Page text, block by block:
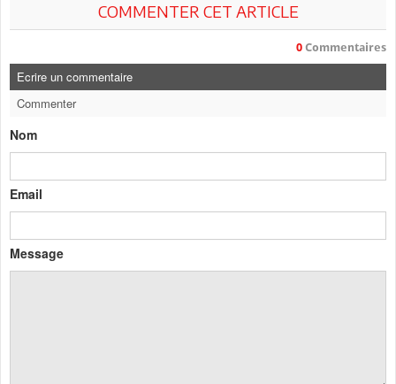
COMMENTER CET ARTICLE
0 Commentaires
Ecrire un commentaire
Commenter
Nom
Email
Message